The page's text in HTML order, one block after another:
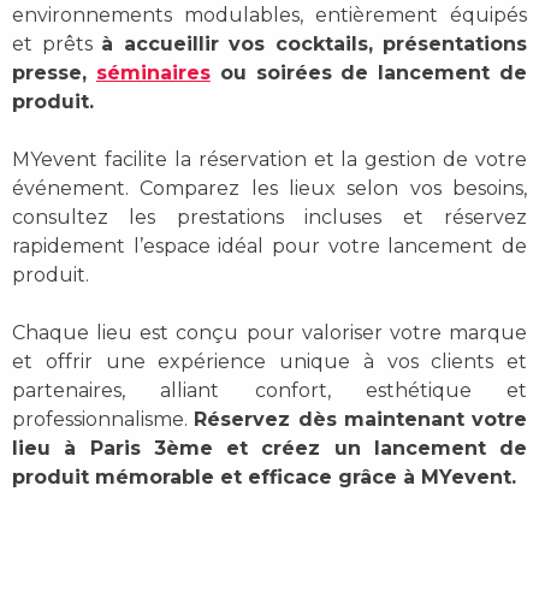
environnements modulables, entièrement équipés
et prêts à accueillir vos cocktails, présentations
presse, séminairesou soirées de lancement de
produit.
MYevent facilite la réservation et la gestion de votre
événement. Comparez les lieux selon vos besoins,
consultez les prestations incluses et réservez
rapidement l’espace idéal pour votre lancement de
produit.
Chaque lieu est conçu pour valoriser votre marque
et offrir une expérience unique à vos clients et
partenaires, alliant confort, esthétique et
professionnalisme. Réservez dès maintenant votre
lieu à Paris 3ème et créez un lancement de
produit mémorable et efficace grâce à MYevent.